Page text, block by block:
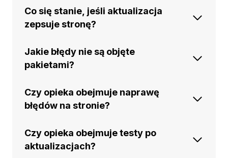
Co się stanie, jeśli aktualizacja
zepsuje stronę?
Jakie błędy nie są objęte
pakietami?
Czy opieka obejmuje naprawę
błędów na stronie?
Czy opieka obejmuje testy po
aktualizacjach?